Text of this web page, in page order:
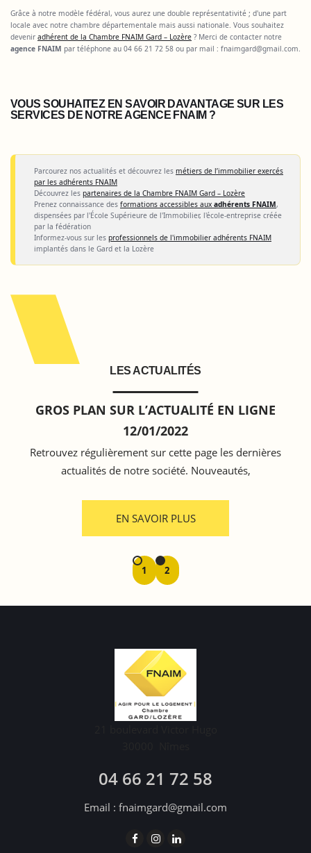
Grâce à notre modèle fédéral, vous aurez une double représentativité ; d'une part
locale avec notre chambre départementale mais aussi nationale. Vous souhaitez
devenir adhérent de la Chambre FNAIM Gard – Lozère ? Merci de contacter notre
agence FNAIM par téléphone au 04 66 21 72 58 ou par mail : fnaimgard@gmail.com.
VOUS SOUHAITEZ EN SAVOIR DAVANTAGE SUR LES
SERVICES DE NOTRE AGENCE FNAIM ?
Parcourez nos actualités et découvrez les métiers de l’immobilier exercés
par les adhérents FNAIM
Découvrez les partenaires de la Chambre FNAIM Gard – Lozère
Prenez connaissance des formations accessibles aux adhérents FNAIM,
dispensées par l'École Supérieure de l'Immobilier, l'école-entreprise créée
par la fédération
Informez-vous sur les professionnels de l'immobilier adhérents FNAIM
implantés dans le Gard et la Lozère
LES ACTUALITÉS
GROS PLAN SUR L’ACTUALITÉ EN LIGNE
12/01/2022
Retrouvez régulièrement sur cette page les dernières
actualités de notre société. Nouveautés,
EN SAVOIR PLUS
1 2
04 66 21 72 58
Email : fnaimgard@gmail.com